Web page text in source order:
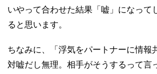
いやって合わせた結果「嘘」になって
ると思います。
ちなみに、「浮気をパートナーに情報
対嘘だし無理。相手がそうするって言